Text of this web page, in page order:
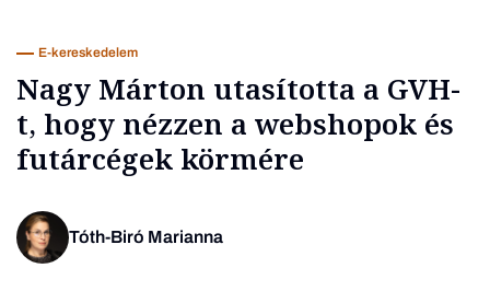
Üzlet
E-kereskedelem
Nagy Márton utasította a GVH-
t, hogy nézzen a webshopok és
futárcégek körmére
Tóth-Biró Marianna